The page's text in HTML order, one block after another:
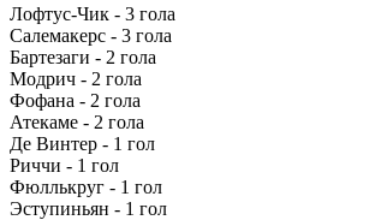
Лофтус-Чик - 3 гола
Салемакерс - 3 гола
Бартезаги - 2 гола
Модрич - 2 гола
Фофана - 2 гола
Атекаме - 2 гола
Де Винтер - 1 гол
Риччи - 1 гол
Фюллькруг - 1 гол
Эступиньян - 1 гол